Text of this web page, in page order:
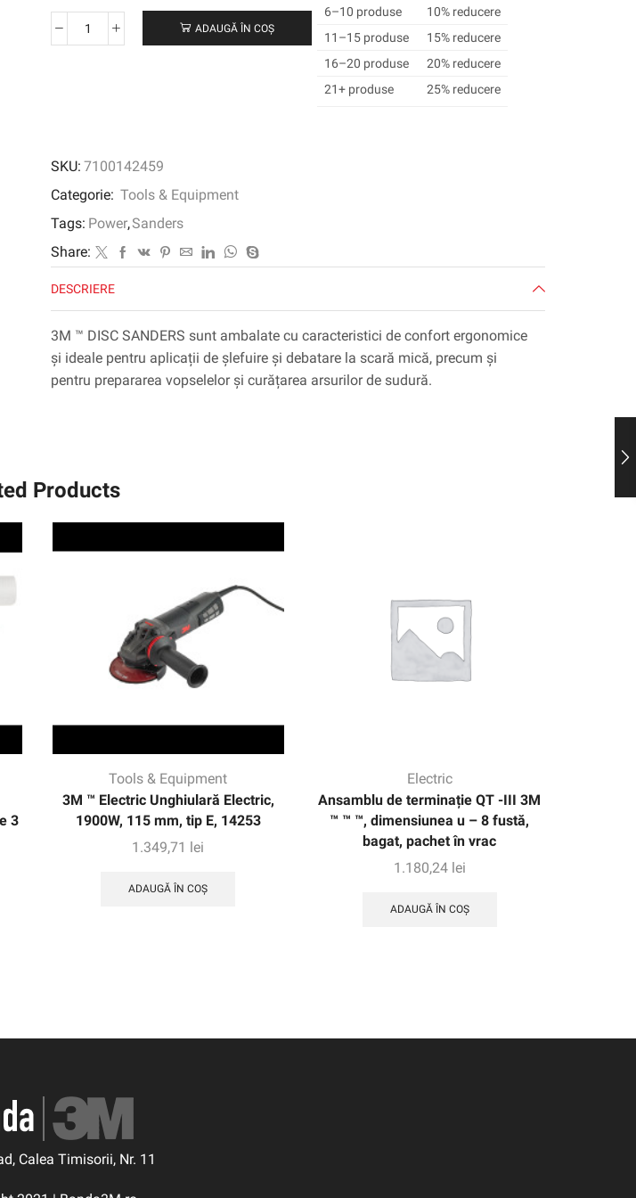
Cantitate
1
CP,
RPM,
6
mm
Collet
ADAUGĂ ÎN COȘ
6–10 produse
10% reducere
11–15 produse
15% reducere
16–20 produse
20% reducere
21+ produse
25% reducere
SKU: 7100142459
Categorie: Tools & Equipment
Tags: Power,Sanders
Share:
DESCRIERE
3M ™ DISC SANDERS sunt ambalate cu caracteristici de confort ergonomice
și ideale pentru aplicații de șlefuire și debatare la scară mică, precum și
pentru prepararea vopselelor și curățarea arsurilor de sudură.
Products
3
Tools & Equipment
3M ™ Electric Unghiulară Electric,
1900W, 115 mm, tip E, 14253
1.349,71 lei
ADAUGĂ ÎN COȘ
Electric
Ansamblu de terminație QT -III 3M
™ ™ ™, dimensiunea u – 8 fustă,
bagat, pachet în vrac
1.180,24 lei
ADAUGĂ ÎN COȘ
Calea Timisorii, Nr. 11